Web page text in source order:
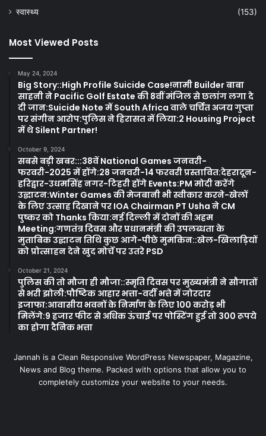
स्वास्थ्य
(153)
Most Viewed Posts
May 24, 2024
Big Story::High Profile Suicide Case!नामी Builder बाबा
साहनी ने Pacific Golf Estate की 8वीं मंजिल से छलांग लगा दे
दी जान:Suicide Note में South Africa वाले चर्चित अजय गुप्ता
पर संगीन आरोप:पुलिस ने हिरासत में लिया:2 Housing Project
में थे Silent Partner!
October 9, 2024
सबसे बड़ी खबर:::38वें National Games जनवरी-
फरवरी-2025 में होंगे:28 जनवरी-14 फरवरी प्रस्तावित:देहरादून-
हरिद्वार-उधमसिंह नगर-टिहरी होंगे Events:PM मोदी करेंगे
उद्घाटन:Winter Games की मेजबानी भी स्वीकार करने-खेलों
के लिए उत्साह दिखाने पर IOA Chairman PT Usha ने CM
पुष्कर को Thanks किया:नई दिल्ली में दोनों की अहम
Meeting:गणतंत्र दिवस और प्रधानमंत्री की उपलब्धता के
मुताबिक उद्घाटन तिथि कुछ आगे-पीछे मुमकिन::खेल-खिलाड़ियों
को प्रोत्साहन देने खुद मोर्चे पर उतरे PSD
October 21, 2024
पुलिस की तो मौजा ही मौजा::स्मृति दिवस पर मुख्यमंत्री ने सौगातों
से भरी झोली:पौष्टिक आहार भत्ता-वर्दी भत्ते में जोरदार
इजाफा:आवासीय भवनों के निर्माण के लिए 100 करोड़ भी
मिलेंगे:9 हजार फीट से अधिक ऊंचाई पर पोस्टिंग हुई तो 300 रूपये
का होगा दैनिक भत्ता
Jannah is a Clean Responsive WordPress Newspaper, Magazine,
News and Blog theme. Packed with options that allow you to
completely customize your website to your needs.